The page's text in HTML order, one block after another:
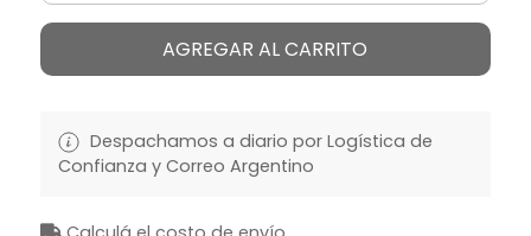
AGREGAR AL CARRITO
Despachamos a diario por Logística de
Confianza y Correo Argentino